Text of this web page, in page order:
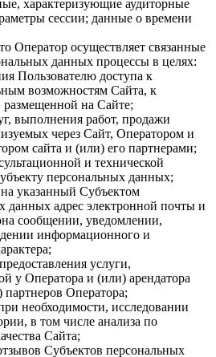
характеризующие аудиторные
сессии; данные о времени
Оператор осуществляет связанные
данных процессы в целях:
Пользователю доступа к
возможностям Сайта, к
на Сайте;
выполнения работ, продажи
через Сайт, Оператором и
сайта и (или) его партнерами;
и технической
персональных данных;
указанный Субъектом
данных адрес электронной почты и
сообщении, уведомлении,
информационного и
услуги,
у Оператора и (или) арендатора
партнеров Оператора;
необходимости, исследовании
в том числе анализа по
Сайта;
Субъектов персональных